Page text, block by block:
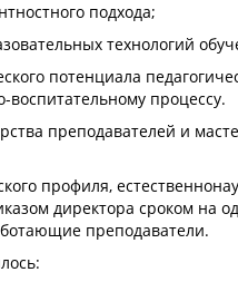
подхода;
технологий
потенциала
воспитательному процессу.
преподавателей и
профиля,
директора сроком на
преподаватели.